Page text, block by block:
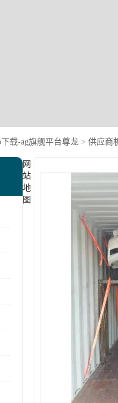
载-ag旗舰平台尊龙 > 供应商
网
站
地
图